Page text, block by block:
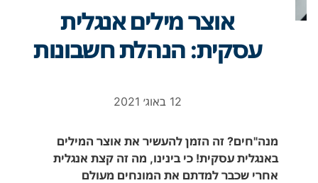
אוצר מילים אנגלית
עסקית: הנהלת חשבונות
מנה"חים? זה הזמן להעשיר את אוצר המילים
באנגלית עסקית! כי בינינו, מה זה קצת אנגלית
אחרי שכבר למדתם את המונחים מעולם